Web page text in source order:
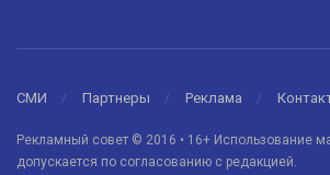
СМИ Партнеры Реклама
Рекламный совет © 2016 • 16+ Использование
допускается по согласованию с редакцией.